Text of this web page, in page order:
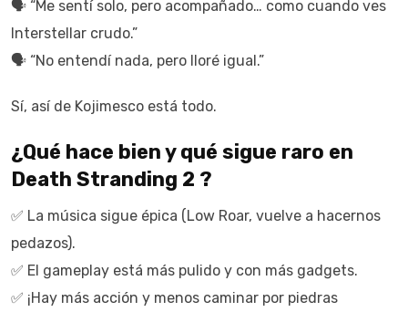
🗣 “Me sentí solo, pero acompañado… como cuando ves
Interstellar crudo.”
🗣 “No entendí nada, pero lloré igual.”
Sí, así de Kojimesco está todo.
¿Qué hace bien y qué sigue raro en
Death Stranding 2 ?
✅ La música sigue épica (Low Roar, vuelve a hacernos
pedazos).
✅ El gameplay está más pulido y con más gadgets.
✅ ¡Hay más acción y menos caminar por piedras